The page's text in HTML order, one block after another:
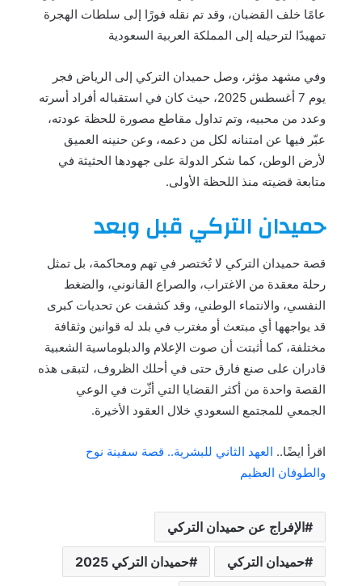
عامًا خلف القضبان، وقد تم نقله فورًا إلى سلطات الهجرة
تمهيدًا لترحيله إلى المملكة العربية السعودية
وفي مشهد مؤثر، وصل حميدان التركي إلى الرياض فجر
يوم 7 أغسطس 2025، حيث كان في استقباله أفراد أسرته
وعدد من محبيه، وتم تداول مقاطع مصورة للحظة عودته،
عبّر فيها عن امتنانه لكل من دعمه، وعن حنينه العميق
لأرض الوطن، كما شكر الدولة على جهودها الحثيثة في
متابعة قضيته منذ اللحظة الأولى.
حميدان التركي قبل وبعد
قصة حميدان التركي لا تُختصر في تهم ومحاكمة، بل تمثل
رحلة معقدة من الاغتراب، والصراع القانوني، والضغط
النفسي، والانتماء الوطني، وقد كشفت عن تحديات كبرى
قد يواجهها أي مبتعث أو مغترب في بلد له قوانين وثقافة
مختلفة، كما أثبتت أن صوت الإعلام والدبلوماسية الشعبية
قادران على صنع فارق حتى في أحلك الظروف، لتبقى هذه
القصة واحدة من أكثر القضايا التي أثّرت في الوعي
الجمعي للمجتمع السعودي خلال العقود الأخيرة.
اقرأ ايضًا.. العهد الثاني للبشرية.. قصة سفينة نوح
والطوفان العظيم
الإفراج عن حميدان التركي
حميدان التركي حميدان التركي 2025